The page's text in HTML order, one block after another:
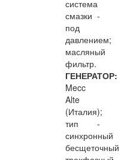
система
смазки -
под
давлением;
масляный
фильтр.
ГЕНЕРАТОР:
Mecc
Alte
(Италия);
тип -
синхронный
бесщеточный